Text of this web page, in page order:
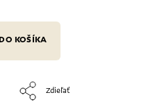
KOŠÍKA
Zdieľať